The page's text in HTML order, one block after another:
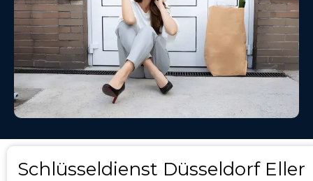
Schlüsseldienst Düsseldorf Eller